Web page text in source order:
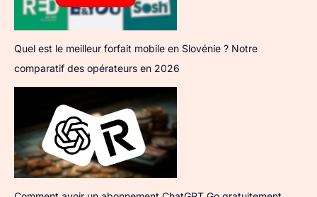
Quel est le meilleur forfait mobile en Slovénie ? Notre
comparatif des opérateurs en 2026